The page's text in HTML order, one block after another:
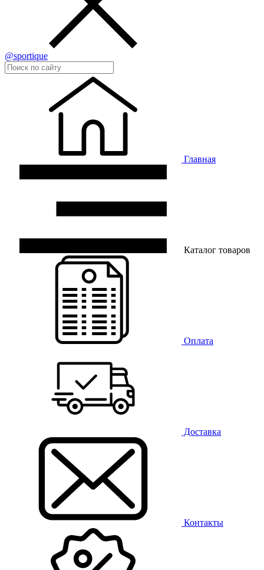
@sportique
Главная
Каталог товаров
Оплата
Доставка
Контакты